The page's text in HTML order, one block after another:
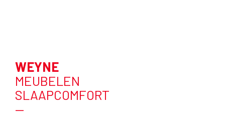
WEYNE
MEUBELEN
SLAAPCOMFORT
—